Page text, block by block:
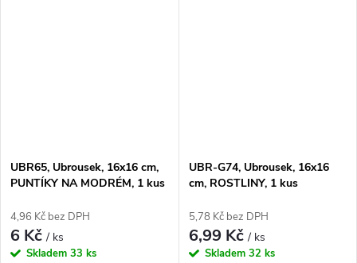
UBR65, Ubrousek, 16x16 cm,
PUNTÍKY NA MODRÉM, 1 kus
4,96 Kč bez DPH
6 Kč/ ks
Skladem 33 ks
UBR-G74, Ubrousek, 16x16
cm, ROSTLINY, 1 kus
5,78 Kč bez DPH
6,99 Kč/ ks
Skladem 32 ks